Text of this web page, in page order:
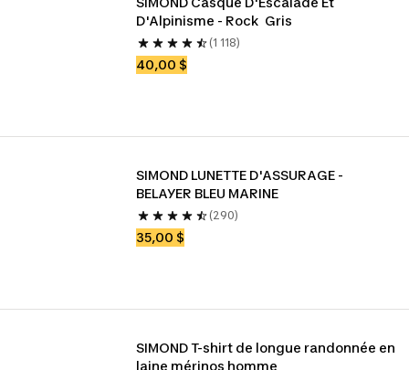
D'Alpinisme - Rock  Gris
(1 118)
40,00 $
SIMOND LUNETTE D'ASSURAGE -
BELAYER BLEU MARINE
(290)
35,00 $
SIMOND T-shirt de longue randonnée en
laine mérinos homme